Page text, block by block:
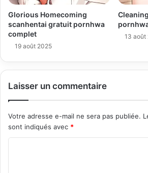
Glorious Homecoming
scanhentai gratuit pornhwa
complet
19 août 2025
13 août
Laisser un commentaire
Votre adresse e-mail ne sera pas publiée.
sont indiqués avec *